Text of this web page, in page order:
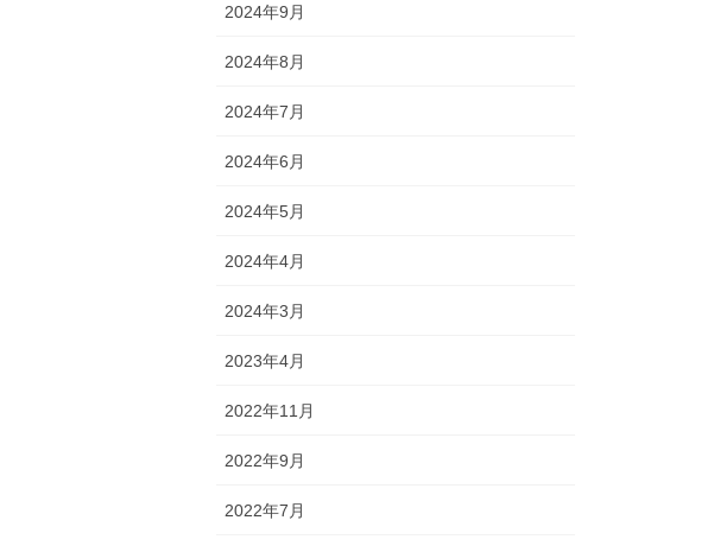
2024年9月
2024年8月
2024年7月
2024年6月
2024年5月
2024年4月
2024年3月
2023年4月
2022年11月
2022年9月
2022年7月